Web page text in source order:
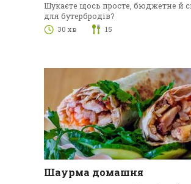
Шукаєте щось просте, бюджетне й
для бутербродів?
30 хв 15
Шаурма домашня